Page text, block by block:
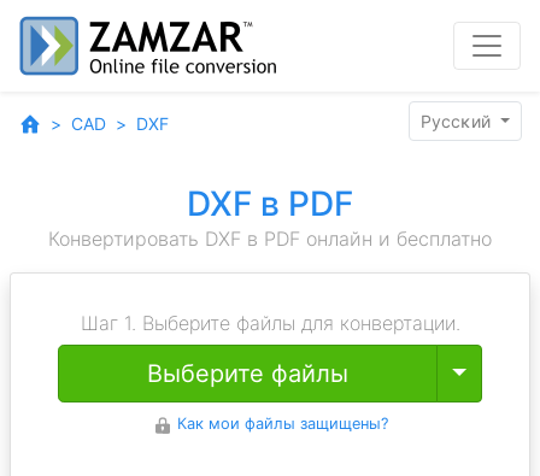
CAD DXF Pyccĸий
DXF в PDF
Конвертировать DXF в PDF онлайн и бесплатно
Шаг 1. Выберите файлы для конвертации.
Выберите файлы Toggle
Как мои файлы защищены?